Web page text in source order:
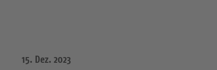
15. Dez. 2023